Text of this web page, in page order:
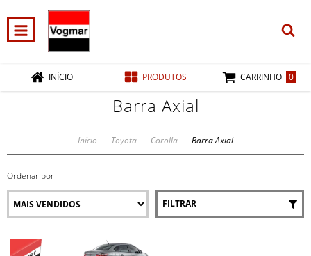
INÍCIO PRODUTOS CARRINHO 0
Barra Axial
Início - Toyota - Corolla - Barra Axial
Ordenar por
FILTRAR